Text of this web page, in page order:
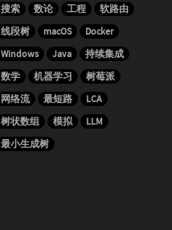
搜索
数论 工程
软路由
线段树
macOS
Docker
Windows
Java
持续集成
数学
机器学习
树莓派
网络流
最短路
LCA
树状数组
模拟
LLM
最小生成树